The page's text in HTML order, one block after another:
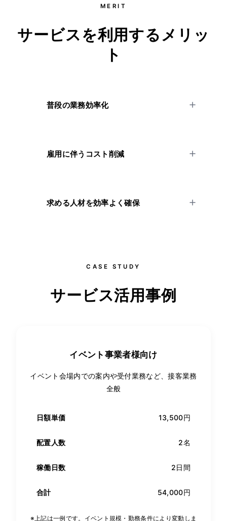
MERIT
サービスを利用するメリッ
ト
普段の業務効率化
雇用に伴うコスト削減
求める人材を効率よく確保
CASE STUDY
サービス活用事例
イベント事業者様向け
イベント会場内での案内や受付業務など、接客業務
全般
日額単価 13,500円
配置人数 2名
稼働日数 2日間
合計 54,000円
※上記は一例です。イベント規模・勤務条件により変動しま